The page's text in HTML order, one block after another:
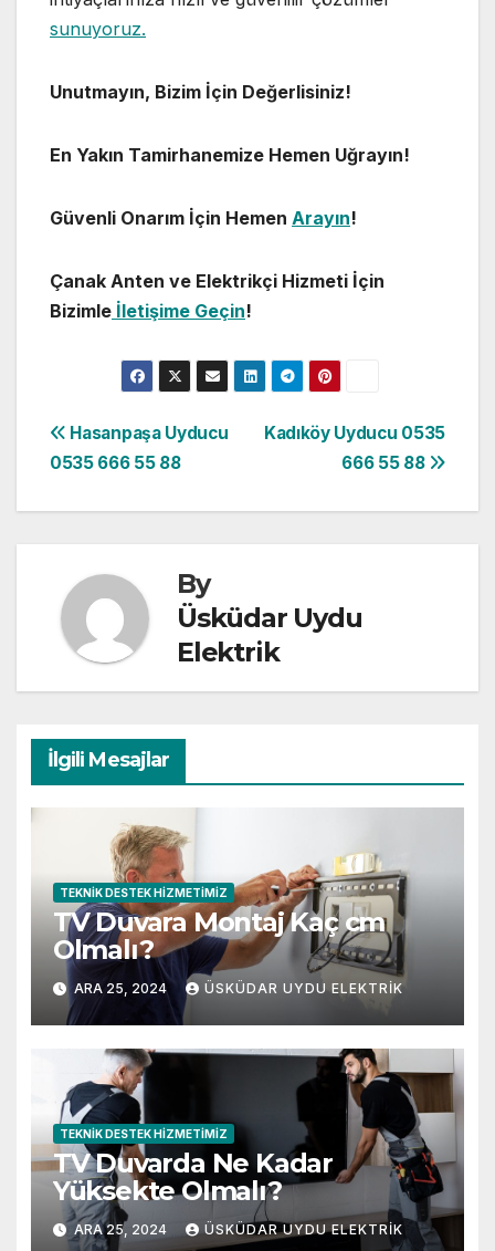
sunuyoruz.
Unutmayın, Bizim İçin Değerlisiniz!
En Yakın Tamirhanemize Hemen Uğrayın!
Güvenli Onarım İçin Hemen Arayın!
Çanak Anten ve Elektrikçi Hizmeti İçin
Bizimle İletişime Geçin!
Yazı
Kadıköy Uyducu 0535
666 55 88
Hasanpaşa Uyducu
0535 666 55 88
By
Üsküdar Uydu
Elektrik
İlgili Mesajlar
TEKNIK DESTEK HIZMETIMIZ
TV Duvara Montaj Kaç cm
Olmalı?
ARA 25, 2024 ÜSKÜDAR UYDU ELEKTRIK
TEKNIK DESTEK HIZMETIMIZ
TV Duvarda Ne Kadar
Yüksekte Olmalı?
ARA 25, 2024 ÜSKÜDAR UYDU ELEKTRIK